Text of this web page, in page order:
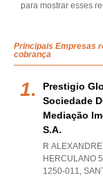
para mostrar esses
Principais Empresas
cobrança
Prestigio
Sociedade
Mediação
S.a.
R ALEXANDRE
HERCULANO
1250-011,